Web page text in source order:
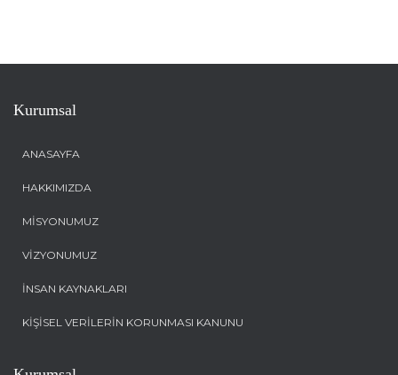
Kurumsal
ANASAYFA
HAKKIMIZDA
MISYONUMUZ
VIZYONUMUZ
İNSAN KAYNAKLARI
KİŞİSEL VERİLERİN KORUNMASI KANUNU